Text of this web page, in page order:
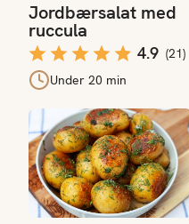
Jordbærsalat med
ruccula
4.9 (21)
Under 20 min
Dillpoteter